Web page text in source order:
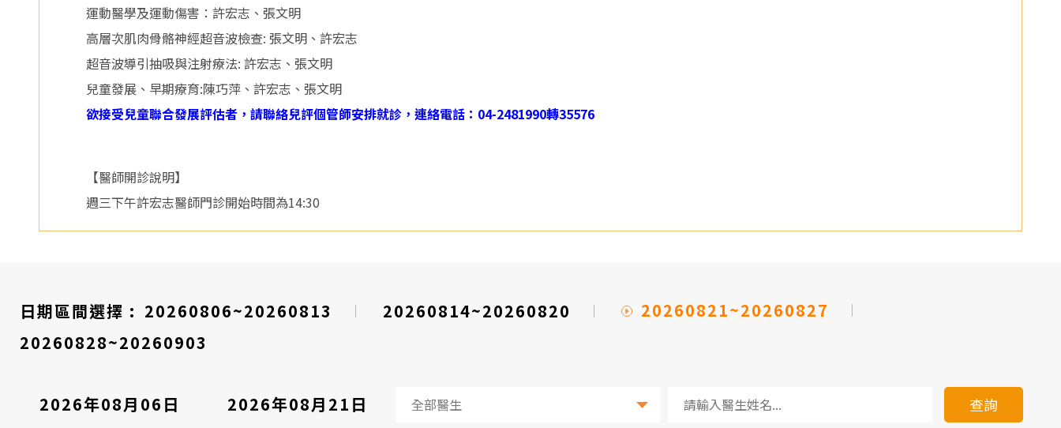
運動醫學及運動傷害：許宏志、張文明
高層次肌肉骨骼神經超音波檢查: 張文明、許宏志
超音波導引抽吸與注射療法: 許宏志、張文明
兒童發展、早期療育:陳巧萍、許宏志、張文明
欲接受兒童聯合發展評估者，請聯絡兒評個管師安排就診，連絡電話：04-2481990轉35576
【醫師開診說明】
週三下午許宏志醫師門診開始時間為14:30
日期區間選擇 : 20260806~20260813 20260814~20260820
20260821~20260827
20260828~20260903
2026年08月06日 2026年08月21日 查詢